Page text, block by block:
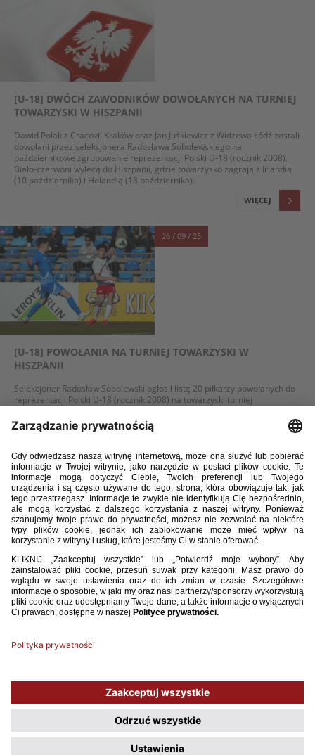
[U-18] DWÓCH ZAWODNIKÓW DOWOŁANYCH NA TURNIEJ
TOWARZYSKI W HISZPANII
Dawid Polak z Cracovii Kraków oraz Jan Juśkiewicz z Widzewa Łódź zostali
dowołani przez selekcjonera Radosława Sobolewskiego na
październikowe zgrupowanie reprezentacji Polski U-18 (rocznik 2008).
Biało-czerwoni wylecą do Hiszpanii, gdzie towarzysko zagrają z Irlandią
(10 października) i Holandią (13 października).
WIĘCEJ
26 / 09 / 25
[U-18] POWOŁANIA NA TURNIEJ TOWARZYSKI W
HISZPANII
Selekcjoner Radosław Sobolewski ogłosił listę 20 piłkarzy powołanych do
reprezentacji Polski U-18 (rocznik 2008) na towarzyski turniej
zmierzą się Irlandią (10 października) oraz Holandią (13 października).
31 / 08 / 25
U-18: DODATKOWE POWOŁANIE DO REPREZENTACJI
POLSKI
34
Używamy plików cookies, aby ułatwić Ci korzystanie z naszego serwisu
oraz do celów statystycznych. Jeśli nie blokujesz tych plików, to zgadzasz
się na ich użycie oraz zapisanie w pamięci urządzenia. Pamiętaj, że
możesz samodzielnie zarządzać cookies, zmieniając ustawienia
przeglądarki.
Polityka plików Cookies.